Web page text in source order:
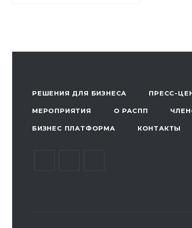
РЕШЕНИЯ ДЛЯ БИЗНЕСА ПРЕСС-
МЕРОПРИЯТИЯ О РАСПП
БИЗНЕС ПЛАТФОРМА КОНТАКТЫ